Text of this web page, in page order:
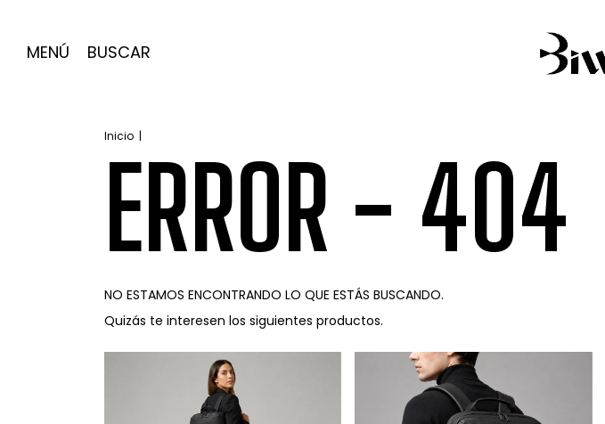
MENÚ BUSCAR
Inicio |
ERROR - 404
NO ESTAMOS ENCONTRANDO LO QUE ESTÁS BUSCANDO.
Quizás te interesen los siguientes productos.